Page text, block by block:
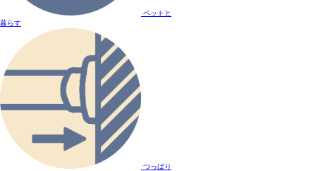
ペットと
暮らす
つっぱり